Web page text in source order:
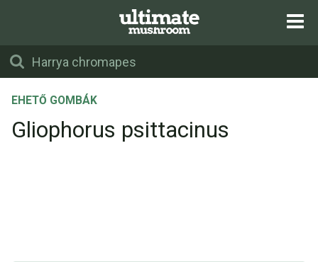
EHETŐ GOMBÁK
Gliophorus psittacinus